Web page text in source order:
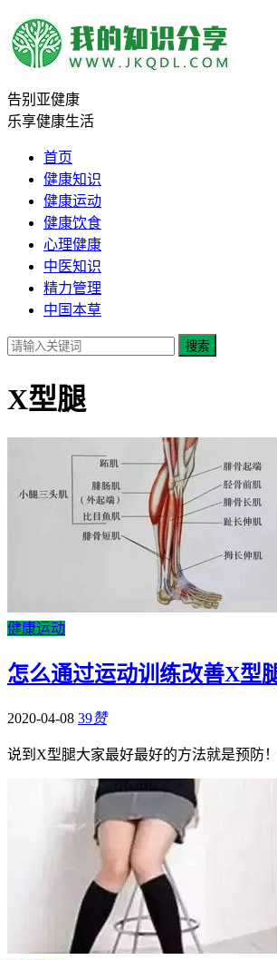
告别亚健康
乐享健康生活
首页
健康知识
健康运动
健康饮食
心理健康
中医知识
精力管理
中国本草
搜索
X型腿
健康运动
怎么通过运动训练改善X型
2020-04-08 39赞
说到X型腿大家最好最好的方法就是预防